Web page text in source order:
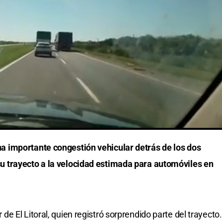
importante congestión vehicular detrás de los dos
trayecto a la velocidad estimada para automóviles en
El Litoral, quien registró sorprendido parte del trayecto.